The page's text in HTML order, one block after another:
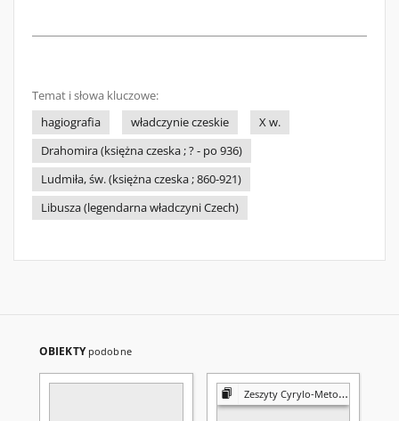
Temat i słowa kluczowe:
hagiografia
władczynie czeskie
X w.
Drahomira (księżna czeska ; ? - po 936)
Ludmiła, św. (księżna czeska ; 860-921)
Libusza (legendarna władczyni Czech)
OBIEKTY podobne
Zeszyty Cyrylo-Metodiańskie